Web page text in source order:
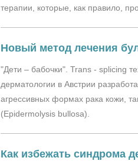
терапии, которые, как правило,
Новый метод лечения
"Дети – бабочки". Trans - splicing
дерматологии в Австрии
агрессивных формах рака кожи,
(Epidermolysis bullosa).
Как избежать cиндрома